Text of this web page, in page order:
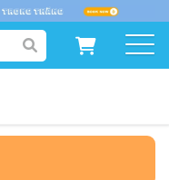
PHẨM